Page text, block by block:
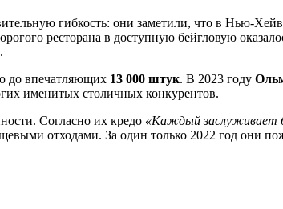
гибкость: они заметили, что в Нью-
ресторана в доступную бейгловую
до впечатляющих 13 000 штук. В 2023 году
именитых столичных конкурентов.
Согласно их кредо «Каждый заслуживает
отходами. За один только 2022 год они